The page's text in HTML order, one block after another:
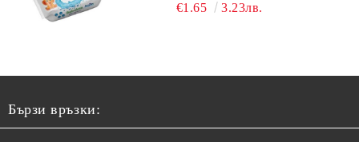
€1.65 3.23лв.
Бързи връзки: